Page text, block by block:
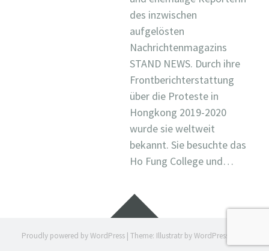
des inzwischen
aufgelösten
Nachrichtenmagazins
STAND NEWS. Durch ihre
Frontberichterstattung
über die Proteste in
Hongkong 2019-2020
wurde sie weltweit
bekannt. Sie besuchte das
Ho Fung College und…
Widgets
Proudly powered by WordPress | Theme: Illustratr byWordPress.com